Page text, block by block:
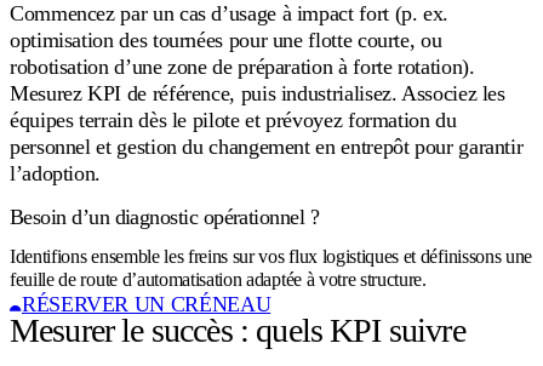
Commencez par un cas d’usage à impact fort (p. ex.
optimisation des tournées pour une flotte courte, ou
robotisation d’une zone de préparation à forte rotation).
Mesurez KPI de référence, puis industrialisez. Associez les
équipes terrain dès le pilote et prévoyez formation du
personnel et gestion du changement en entrepôt pour garantir
l’adoption.
Besoin d’un diagnostic opérationnel ?
Identifions ensemble les freins sur vos flux logistiques et définissons une
feuille de route d’automatisation adaptée à votre structure.
RÉSERVER UN CRÉNEAU
Mesurer le succès : quels KPI suivre